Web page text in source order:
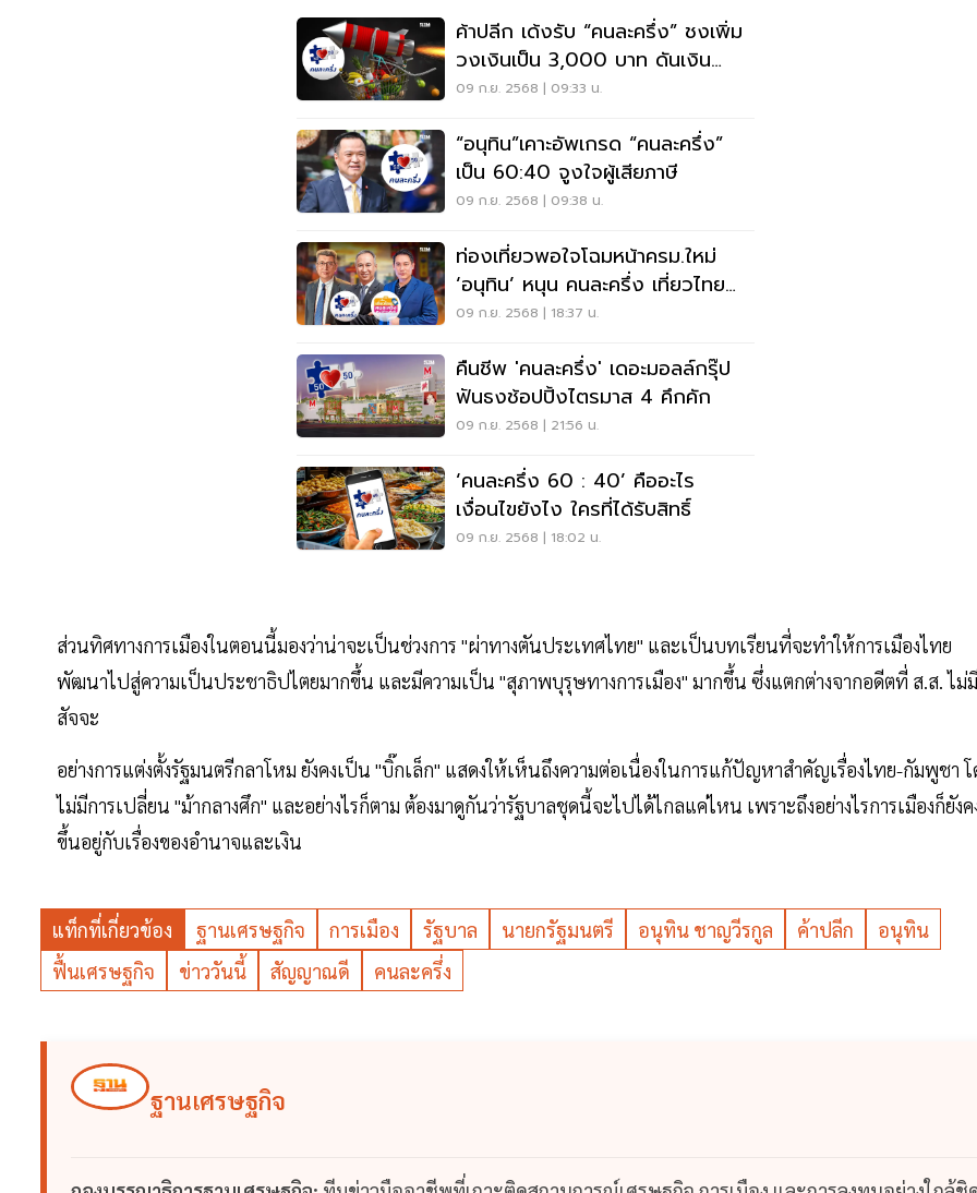
ค้าปลีก เด้งรับ “คนละครึ่ง” ชงเพิ่ม
วงเงินเป็น 3,000 บาท ดันเงิน
สะพัด 1.8 แสนล้าน
09 ก.ย. 2568 | 09:33 น.
“อนุทิน”เคาะอัพเกรด “คนละครึ่ง”
เป็น 60:40 จูงใจผู้เสียภาษี
09 ก.ย. 2568 | 09:38 น.
ท่องเที่ยวพอใจโฉมหน้าครม.ใหม่
‘อนุทิน’ หนุน คนละครึ่ง เที่ยวไทย
คนละครึ่งเฟส 2
09 ก.ย. 2568 | 18:37 น.
คืนชีพ 'คนละครึ่ง' เดอะมอลล์กรุ๊ป
ฟันธงช้อปปิ้งไตรมาส 4 คึกคัก
09 ก.ย. 2568 | 21:56 น.
‘คนละครึ่ง 60 : 40’ คืออะไร
เงื่อนไขยังไง ใครที่ได้รับสิทธิ์
09 ก.ย. 2568 | 18:02 น.
ส่วนทิศทางการเมืองในตอนนี้มองว่าน่าจะเป็นช่วงการ "ผ่าทางตันประเทศไทย" และเป็นบทเรียนที่จะทำให้การเมืองไทย
พัฒนาไปสู่ความเป็นประชาธิปไตยมากขึ้น และมีความเป็น "สุภาพบุรุษทางการเมือง" มากขึ้น ซึ่งแตกต่างจากอดีตที่ ส.ส. ไม่มี
สัจจะ
อย่างการแต่งตั้งรัฐมนตรีกลาโหม ยังคงเป็น "บิ๊กเล็ก" แสดงให้เห็นถึงความต่อเนื่องในการแก้ปัญหาสำคัญเรื่องไทย-กัมพูชา
ไม่มีการเปลี่ยน "ม้ากลางศึก" และอย่างไรก็ตาม ต้องมาดูกันว่ารัฐบาลชุดนี้จะไปได้ไกลแค่ไหน เพราะถึงอย่างไรการเมืองก็ยังค
ขึ้นอยู่กับเรื่องของอำนาจและเงิน
แท็กที่เกี่ยวข้อง ฐานเศรษฐกิจ การเมือง รัฐบาล นายกรัฐมนตรี อนุทิน ชาญวีรกูล ค้าปลีก
อนุทิน
ฟื้นเศรษฐกิจ
ข่าววันนี้ สัญญาณดี คนละครึ่ง
ฐานเศรษฐกิจ